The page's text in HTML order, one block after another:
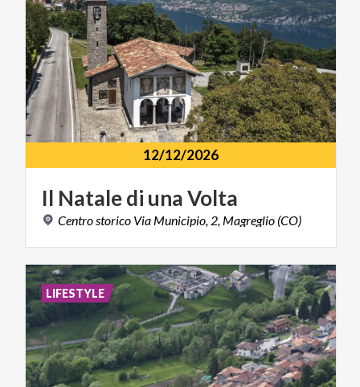
12/12/2026
Il Nataledi unaVolta
Centro storico Via Municipio, 2, Magreglio (CO)
LIFESTYLE